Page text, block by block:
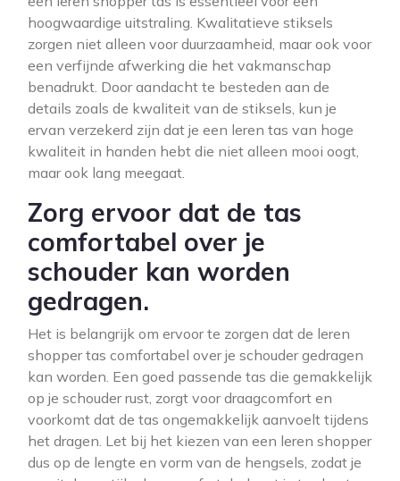
hoogwaardige uitstraling. Kwalitatieve stiksels
zorgen niet alleen voor duurzaamheid, maar ook voor
een verfijnde afwerking die het vakmanschap
benadrukt. Door aandacht te besteden aan de
details zoals de kwaliteit van de stiksels, kun je
ervan verzekerd zijn dat je een leren tas van hoge
kwaliteit in handen hebt die niet alleen mooi oogt,
maar ook lang meegaat.
Zorg ervoor dat de tas
comfortabel over je
schouder kan worden
gedragen.
Het is belangrijk om ervoor te zorgen dat de leren
shopper tas comfortabel over je schouder gedragen
kan worden. Een goed passende tas die gemakkelijk
op je schouder rust, zorgt voor draagcomfort en
voorkomt dat de tas ongemakkelijk aanvoelt tijdens
het dragen. Let bij het kiezen van een leren shopper
dus op de lengte en vorm van de hengsels, zodat je